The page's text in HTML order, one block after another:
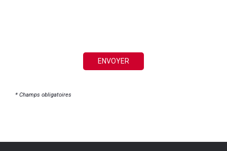
* Champs obligatoires